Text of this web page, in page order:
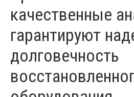
качественные
гарантируют
долговечность